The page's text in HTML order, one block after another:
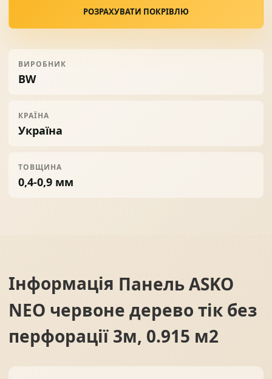
РОЗРАХУВАТИ ПОКРІВЛЮ
ВИРОБНИК
BW
КРАЇНА
Україна
ТОВЩИНА
0,4-0,9 мм
Інформація Панель ASKO
NEO червоне дерево тік без
перфорації 3м, 0.915 м2